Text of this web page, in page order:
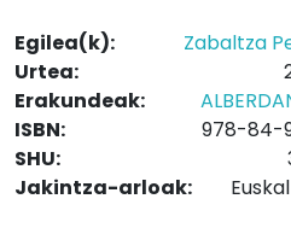
Egilea(k):
Zabaltza
Urtea:
Erakundeak:
ISBN:
978-84-
SHU:
Jakintza-arloak: